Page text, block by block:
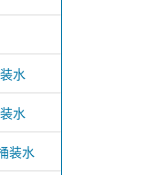
水
水
装水